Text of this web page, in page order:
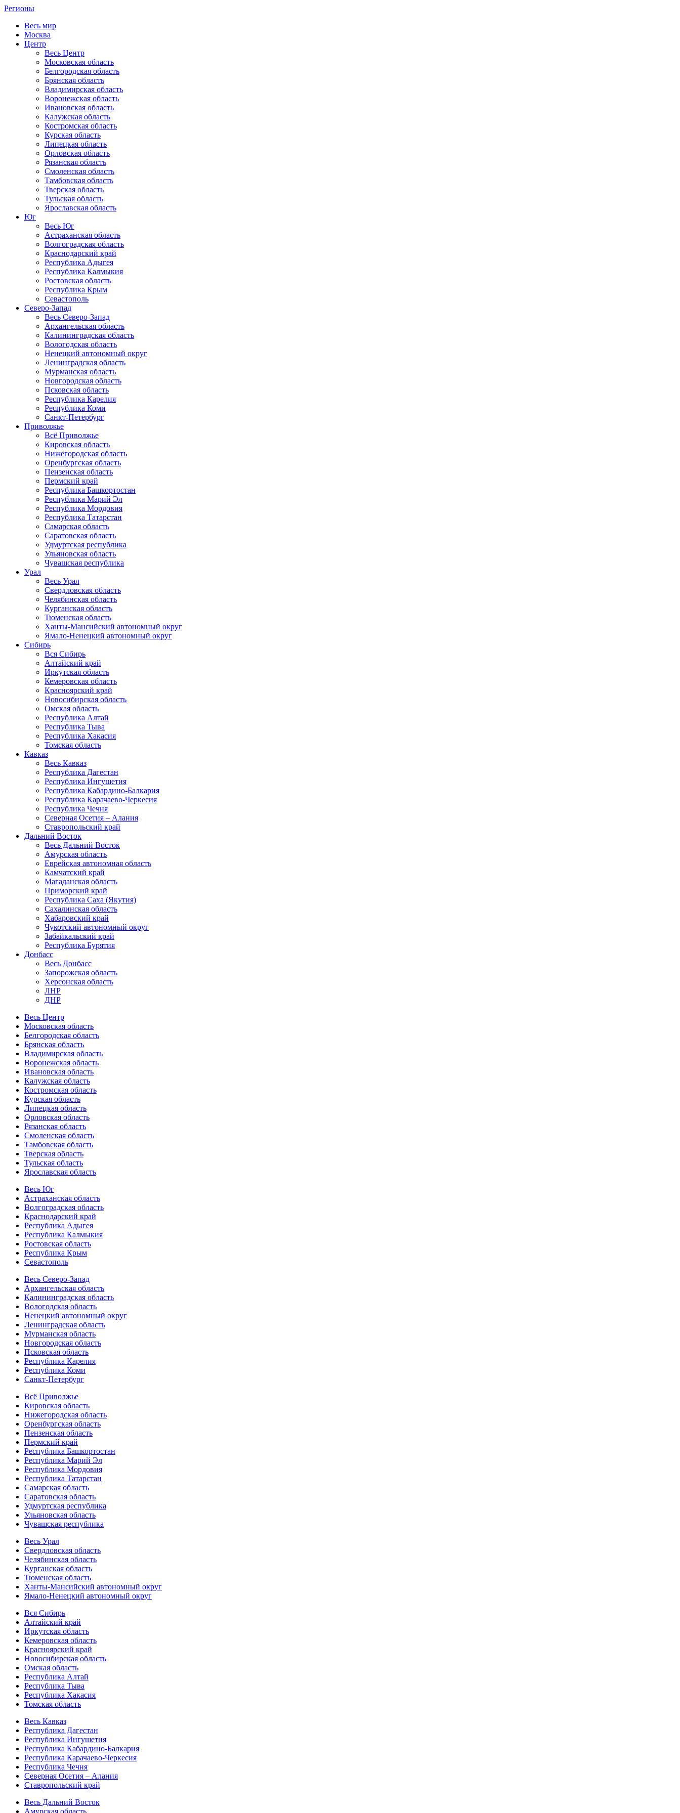
Регионы
Весь мир
Москва
Центр
Весь Центр
Московская область
Белгородская область
Брянская область
Владимирская область
Воронежская область
Ивановская область
Калужская область
Костромская область
Курская область
Липецкая область
Орловская область
Рязанская область
Смоленская область
Тамбовская область
Тверская область
Тульская область
Ярославская область
Юг
Весь Юг
Астраханская область
Волгоградская область
Краснодарский край
Республика Адыгея
Республика Калмыкия
Ростовская область
Республика Крым
Севастополь
Северо-Запад
Весь Северо-Запад
Архангельская область
Калининградская область
Вологодская область
Ненецкий автономный округ
Ленинградская область
Мурманская область
Новгородская область
Псковская область
Республика Карелия
Республика Коми
Санкт-Петербург
Приволжье
Всё Приволжье
Кировская область
Нижегородская область
Оренбургская область
Пензенская область
Пермский край
Республика Башкортостан
Республика Марий Эл
Республика Мордовия
Республика Татарстан
Самарская область
Саратовская область
Удмуртская республика
Ульяновская область
Чувашская республика
Урал
Весь Урал
Свердловская область
Челябинская область
Курганская область
Тюменская область
Ханты-Мансийский автономный округ
Ямало-Ненецкий автономный округ
Сибирь
Вся Сибирь
Алтайский край
Иркутская область
Кемеровская область
Красноярский край
Новосибирская область
Омская область
Республика Алтай
Республика Тыва
Республика Хакасия
Томская область
Кавказ
Весь Кавказ
Республика Дагестан
Республика Ингушетия
Республика Кабардино-Балкария
Республика Карачаево-Черкесия
Республика Чечня
Северная Осетия – Алания
Ставропольский край
Дальний Восток
Весь Дальний Восток
Амурская область
Еврейская автономная область
Камчатский край
Магаданская область
Приморский край
Республика Саха (Якутия)
Сахалинская область
Хабаровский край
Чукотский автономный округ
Забайкальский край
Республика Бурятия
Донбасс
Весь Донбасс
Запорожская область
Херсонская область
ЛНР
ДНР
Весь Центр
Московская область
Белгородская область
Брянская область
Владимирская область
Воронежская область
Ивановская область
Калужская область
Костромская область
Курская область
Липецкая область
Орловская область
Рязанская область
Смоленская область
Тамбовская область
Тверская область
Тульская область
Ярославская область
Весь Юг
Астраханская область
Волгоградская область
Краснодарский край
Республика Адыгея
Республика Калмыкия
Ростовская область
Республика Крым
Севастополь
Весь Северо-Запад
Архангельская область
Калининградская область
Вологодская область
Ненецкий автономный округ
Ленинградская область
Мурманская область
Новгородская область
Псковская область
Республика Карелия
Республика Коми
Санкт-Петербург
Всё Приволжье
Кировская область
Нижегородская область
Оренбургская область
Пензенская область
Пермский край
Республика Башкортостан
Республика Марий Эл
Республика Мордовия
Республика Татарстан
Самарская область
Саратовская область
Удмуртская республика
Ульяновская область
Чувашская республика
Весь Урал
Свердловская область
Челябинская область
Курганская область
Тюменская область
Ханты-Мансийский автономный округ
Ямало-Ненецкий автономный округ
Вся Сибирь
Алтайский край
Иркутская область
Кемеровская область
Красноярский край
Новосибирская область
Омская область
Республика Алтай
Республика Тыва
Республика Хакасия
Томская область
Весь Кавказ
Республика Дагестан
Республика Ингушетия
Республика Кабардино-Балкария
Республика Карачаево-Черкесия
Республика Чечня
Северная Осетия – Алания
Ставропольский край
Весь Дальний Восток
Амурская область